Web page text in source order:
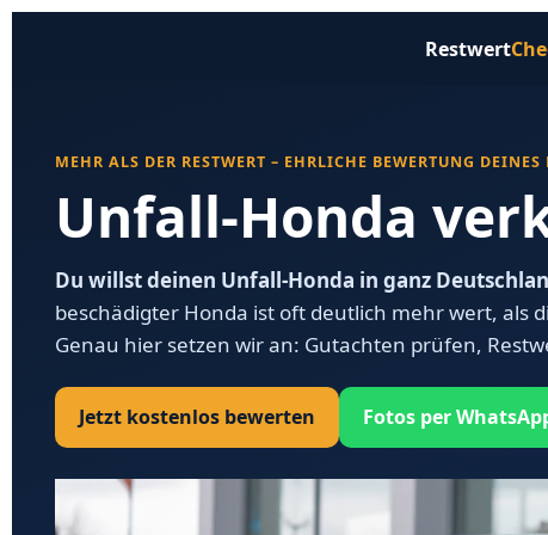
Restwert
MEHR ALS DER RESTWERT – EHRLICHE BEWERTUNG
Unfall-Honda
Du willst deinen Unfall-Honda in ganz
beschädigter Honda ist oft deutlich mehr wert, als
Genau hier setzen wir an: Gutachten prüfen,
Jetzt kostenlos bewerten Fotos per